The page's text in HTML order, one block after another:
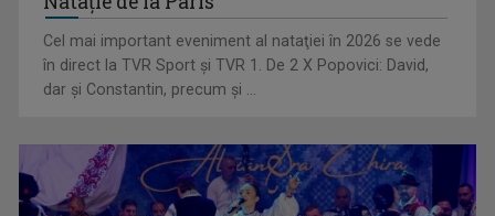
„Dansatoarea din umbră”, un thriller psihologic despre
loialitate și ...
Cel mai important eveniment al nataţiei în 2026 se vede
în direct la TVR Sport şi TVR 1. De 2 X Popovici: David,
dar şi Constantin, precum şi ...